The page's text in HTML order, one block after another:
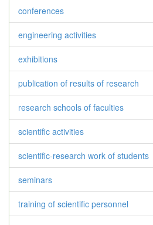
conferences
engineering activities
exhibitions
publication of results of research
research schools of faculties
scientific activities
scientific-research work of students
seminars
training of scientific personnel